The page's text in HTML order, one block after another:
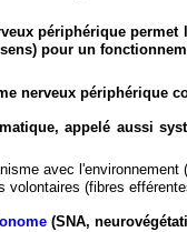
périphérique
pour un
nerveux périphérique
appelé aussi
avec
volontaires (fibres
(SNA,